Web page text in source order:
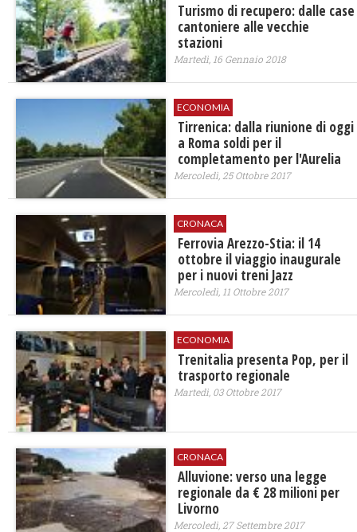
Turismo di recupero: dalle case
cantoniere alle vecchie
stazioni
Martedì, 16 Gennaio 2018
ECONOMIA
Tirrenica: dalla riunione di oggi
a Roma soldi per il
completamento per l'Aurelia
Mercoledì, 25 Ottobre 2017
CRONACA
Ferrovia Arezzo-Stia: il 14
ottobre il viaggio inaugurale
per i nuovi treni Jazz
Mercoledì, 11 Ottobre 2017
ECONOMIA
​Trenitalia presenta Pop, per il
trasporto regionale
Martedì, 03 Ottobre 2017
CRONACA
Alluvione: verso una legge
regionale da € 28 milioni per
Livorno
Mercoledì, 27 Settembre 2017